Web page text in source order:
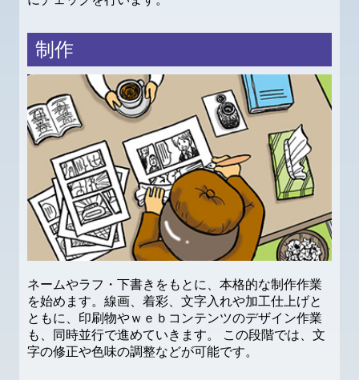
制作
ネームやラフ・下書きをもとに、本格的な制作作業
を始めます。線画、着彩、文字入れや加工仕上げと
ともに、印刷物やｗｅｂコンテンツのデザイン作業
も、同時並行で進めていきます。 この段階では、文
字の修正や色味の調整などが可能です。